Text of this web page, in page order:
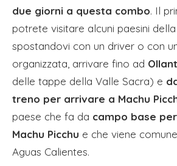
due giorni a questa combo. Il
potrete visitare alcuni paesini
spostandovi con un driver o con
organizzata, arrivare fino ad
delle tappe della Valle Sacra) e
treno per arrivare a Machu
paese che fa da campo base
Machu Picchu e che viene
Aguas Calientes.